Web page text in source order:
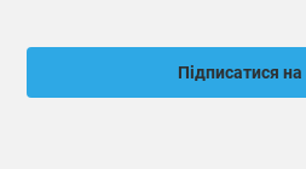
Підписатися